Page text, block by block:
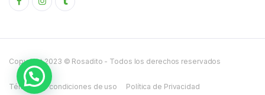
Copyright 2023 © Rosadito - Todos los derechos reservados
Términos y condiciones de uso Política de Privacidad